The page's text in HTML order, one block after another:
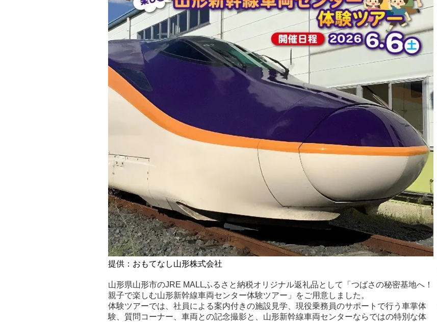
提供：おもてなし山形株式会社
山形県山形市のJRE MALLふるさと納税オリジナル返礼品として「つばさの秘密基地へ！
親子で楽しむ山形新幹線車両センター体験ツアー」をご用意しました。
体験ツアーでは、社員による案内付きの施設見学、現役乗務員のサポートで行う車掌体
験、質問コーナー、車両との記念撮影と、山形新幹線車両センターならではの特別な体